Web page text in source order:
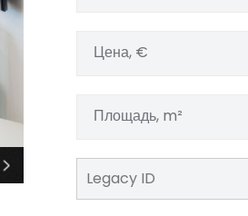
Цена, €
Площадь, m²